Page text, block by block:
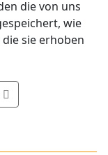
die von uns
wie
sie erhoben